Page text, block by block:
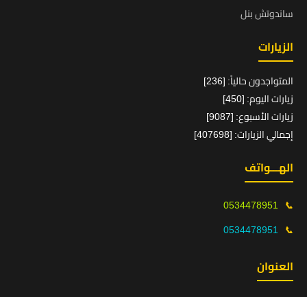
ساندوتش بنل
الزيارات
المتواجدون حالياً: [236]
زيارات اليوم: [450]
زيارات الأسبوع: [9087]
إجمالي الزيارات: [407698]
الهـــواتف
📞
0534478951
📞
0534478951
العنوان